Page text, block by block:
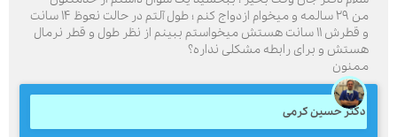
من ۲۹ سالمه و میخوام ازدواج کنم ؛ طول آلتم در حالت نعوظ ۱۴ سانت
و قطرش ۱۱ سانت هستش میخواستم ببینم از نظر طول و قطر نرمال
هستش و برای رابطه مشکلی نداره؟
ممنون
دکتر حسین کرمی